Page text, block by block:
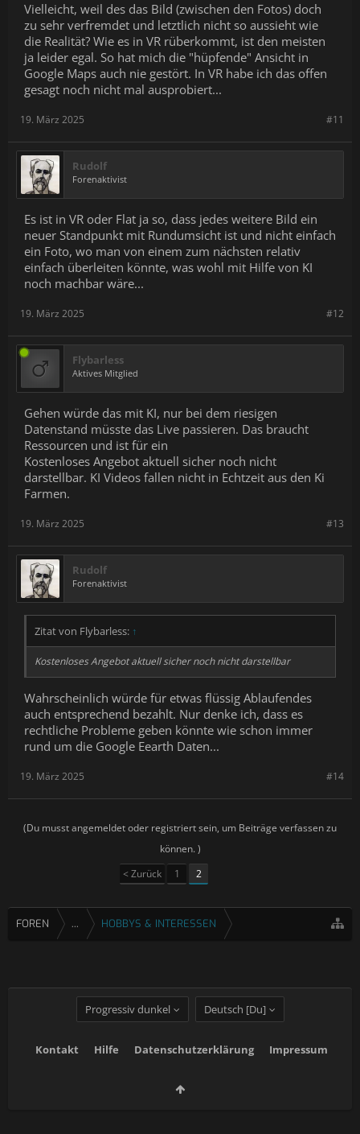
Vielleicht, weil des das Bild (zwischen den Fotos) doch
zu sehr verfremdet und letztlich nicht so aussieht wie
die Realität? Wie es in VR rüberkommt, ist den meisten
ja leider egal. So hat mich die "hüpfende" Ansicht in
Google Maps auch nie gestört. In VR habe ich das offen
gesagt noch nicht mal ausprobiert...
#11
19. März 2025
Rudolf
Forenaktivist
Es ist in VR oder Flat ja so, dass jedes weitere Bild ein
neuer Standpunkt mit Rundumsicht ist und nicht einfach
ein Foto, wo man von einem zum nächsten relativ
einfach überleiten könnte, was wohl mit Hilfe von KI
noch machbar wäre...
#12
19. März 2025
Flybarless
Aktives Mitglied
Gehen würde das mit KI, nur bei dem riesigen
Datenstand müsste das Live passieren. Das braucht
Ressourcen und ist für ein
Kostenloses Angebot aktuell sicher noch nicht
darstellbar. KI Videos fallen nicht in Echtzeit aus den Ki
Farmen.
#13
19. März 2025
Rudolf
Forenaktivist
Zitat von Flybarless: ↑
Kostenloses Angebot aktuell sicher noch nicht darstellbar
Wahrscheinlich würde für etwas flüssig Ablaufendes
auch entsprechend bezahlt. Nur denke ich, dass es
rechtliche Probleme geben könnte wie schon immer
rund um die Google Eearth Daten...
#14
19. März 2025
(Du musst angemeldet oder registriert sein, um Beiträge verfassen zu
können. )
< Zurück
1 2
FOREN ... HOBBYS & INTERESSEN
Progressiv dunkel Deutsch [Du]
Kontakt Hilfe Datenschutzerklärung Impressum